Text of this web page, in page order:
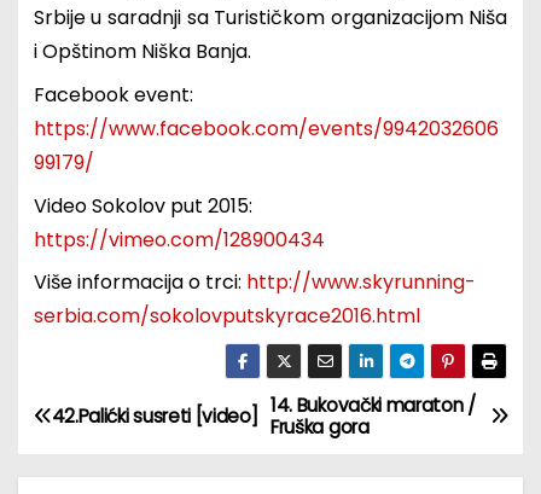
Srbije u saradnji sa Turističkom organizacijom Niša
i Opštinom Niška Banja.
Facebook event:
https://www.facebook.com/events/9942032606
99179/
Video Sokolov put 2015:
https://vimeo.com/128900434
Više informacija o trci: http://www.skyrunning-
serbia.com/sokolovputskyrace2016.html
К
р
14. Bukovački maraton /
Fruška gora
42.Palićki susreti [video]